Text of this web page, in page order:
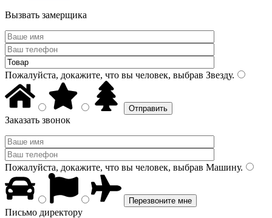
Вызвать замерщика
Пожалуйста, докажите, что вы человек, выбрав Звезду.
Заказать звонок
Пожалуйста, докажите, что вы человек, выбрав Машину.
Письмо директору